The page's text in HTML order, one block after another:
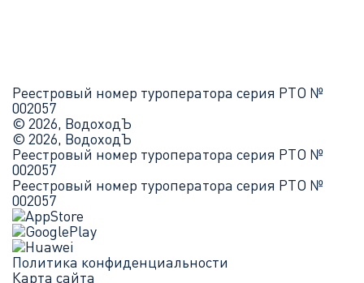
Реестровый номер туроператора серия РТО №
002057
© 2026, ВодоходЪ
© 2026, ВодоходЪ
Реестровый номер туроператора серия РТО №
002057
Реестровый номер туроператора серия РТО №
002057
Политика конфиденциальности
Карта сайта